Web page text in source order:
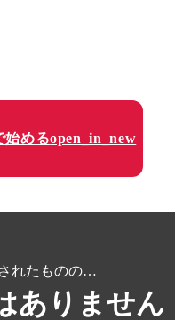
始めるopen_in_new
れたものの…
ありません